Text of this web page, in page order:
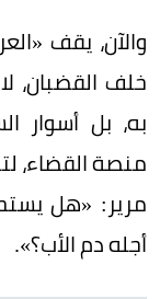
والآن، يقف
خلف القضبان،
به، بل أسوار
منصة القضاء،
مرير: «هل
أجله دم الأب؟».